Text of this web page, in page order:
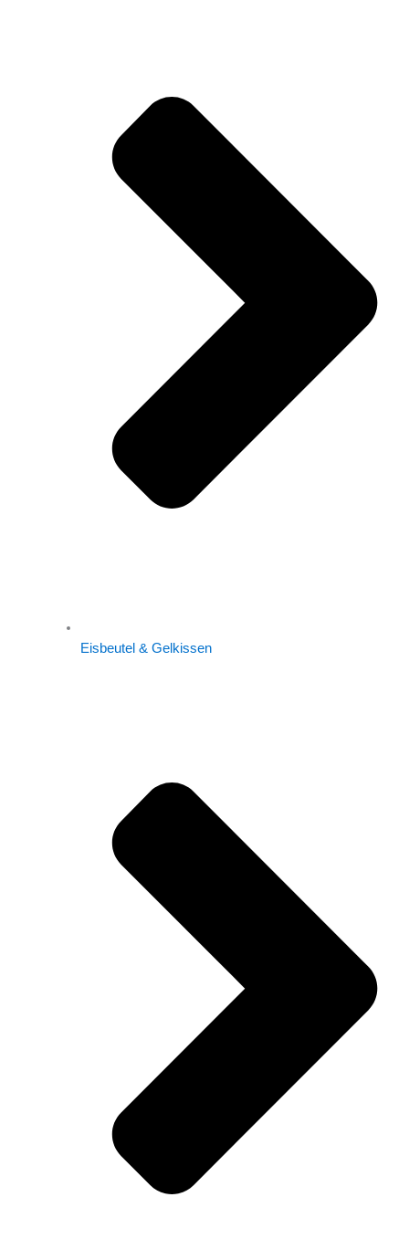
Eisbeutel & Gelkissen